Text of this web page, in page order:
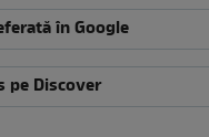
în Google
pe Discover